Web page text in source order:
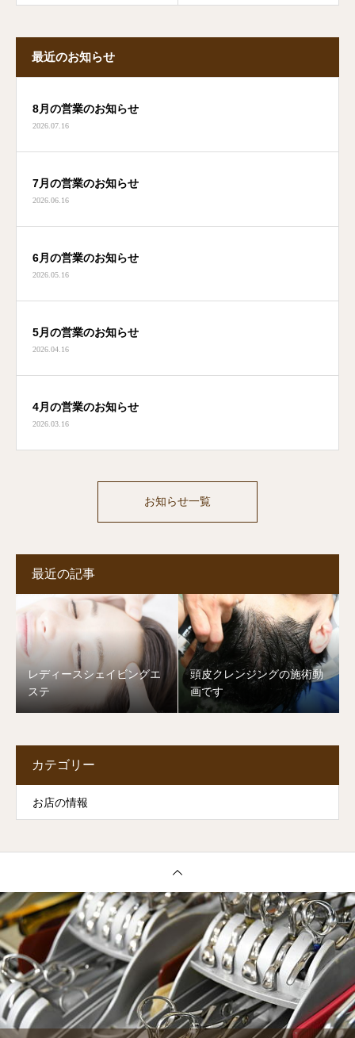
最近のお知らせ
8月の営業のお知らせ
2026.07.16
7月の営業のお知らせ
2026.06.16
6月の営業のお知らせ
2026.05.16
5月の営業のお知らせ
2026.04.16
4月の営業のお知らせ
2026.03.16
お知らせ一覧
最近の記事
レディースシェイビングエ
ステ
頭皮クレンジングの施術動
画です
カテゴリー
お店の情報